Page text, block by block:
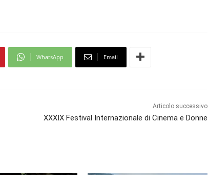
WhatsApp Email
Articolo successivo
XXXIX Festival Internazionale di Cinema e Donne